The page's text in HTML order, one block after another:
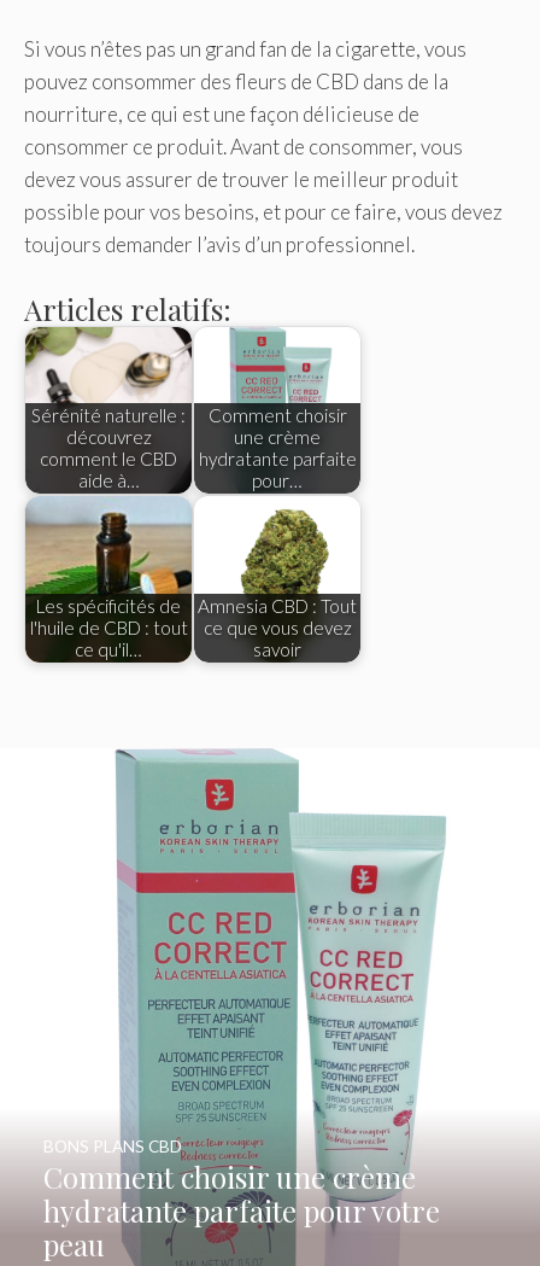
Si vous n’êtes pas un grand fan de la cigarette, vous
pouvez consommer des fleurs de CBD dans de la
nourriture, ce qui est une façon délicieuse de
consommer ce produit. Avant de consommer, vous
devez vous assurer de trouver le meilleur produit
possible pour vos besoins, et pour ce faire, vous devez
toujours demander l’avis d’un professionnel.
Articles relatifs:
Sérénité naturelle :
découvrez
comment le CBD
aide à…
Comment choisir
une crème
hydratante parfaite
pour…
Les spécificités de
l'huile de CBD : tout
ce qu'il…
Amnesia CBD : Tout
ce que vous devez
savoir
Comment choisir une crème
hydratante parfaite pour votre
peau
BONS PLANS CBD